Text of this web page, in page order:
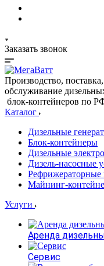
Заказать звонок
Производство, поставка,
обслуживание
блок-контейнеров по
Каталог
Дизельные
Блок-контейнеры
Дизельные
Дизель-насосные
Рефрижераторные
Майнинг-
Услуги
Аренда
Сервис